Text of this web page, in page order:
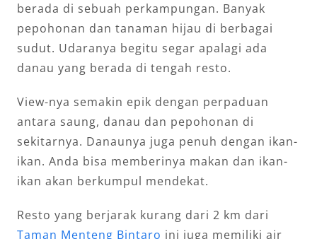
berada di sebuah perkampungan. Banyak
pepohonan dan tanaman hijau di berbagai
sudut. Udaranya begitu segar apalagi ada
danau yang berada di tengah resto.
View-nya semakin epik dengan perpaduan
antara saung, danau dan pepohonan di
sekitarnya. Danaunya juga penuh dengan ikan-
ikan. Anda bisa memberinya makan dan ikan-
ikan akan berkumpul mendekat.
Resto yang berjarak kurang dari 2 km dari
Taman Menteng Bintaro ini juga memiliki air